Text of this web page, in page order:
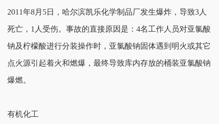
2011年8月5日，哈尔滨凯乐化学制品厂发生爆炸，导致3人
死亡，1人受伤。事故的直接原因是：4名工作人员对亚氯酸
钠及柠檬酸进行分装操作时，亚氯酸钠固体遇到明火或其它
点火源引起着火和燃爆，最终导致库内存放的桶装亚氯酸钠
爆燃。
有机化工